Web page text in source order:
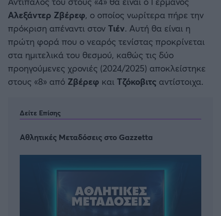
Αλεξάντερ Ζβέρεφ, ο οποίος νωρίτερα πήρε την
πρόκριση απέναντι στον Τιέν. Αυτή θα είναι η
πρώτη φορά που ο νεαρός τενίστας προκρίνεται
στα ημιτελικά του θεσμού, καθώς τις δύο
προηγούμενες χρονιές (2024/2025) αποκλείστηκε
στους «8» από Ζβέρεφ και Τζόκοβιτς αντίστοιχα.
Δείτε Επίσης
Αθλητικές Μεταδόσεις στο Gazzetta